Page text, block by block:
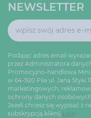
NEWSLETTER
Podając adres email
przez Administratora
Promocyjno-handlowa
w 64-920 Piła ul. Jana Styki
marketingowych,
ochrony danych
Jeżeli chcesz się wypisać z
subskrypcją kliknij tutaj.